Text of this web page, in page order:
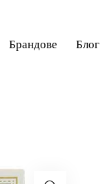
Брандове Блог